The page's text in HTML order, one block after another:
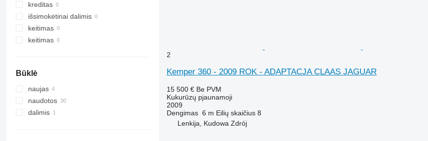
kreditas
išsimokėtinai dalimis
keitimas
keitimas
Būklė
naujas
naudotos
dalimis
2
Kemper 360 - 2009 ROK - ADAPTACJA CLAAS JAGUAR
15 500 € Be PVM
Kukurūzų pjaunamoji
2009
Dengimas 6 m Eilių skaičius 8
Lenkija, Kudowa Zdrój